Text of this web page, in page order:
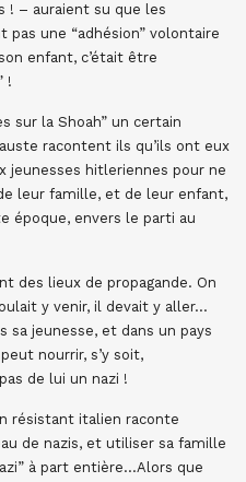
! – auraient su que les
pas une “adhésion” volontaire
enfant, c’était être
!
sur la Shoah” un certain
racontent ils qu’ils ont eux
jeunesses hitleriennes pour ne
leur famille, et de leur enfant,
époque, envers le parti au
des lieux de propagande. On
y venir, il devait y aller…
sa jeunesse, et dans un pays
nourrir, s’y soit,
de lui un nazi !
résistant italien raconte
de nazis, et utiliser sa famille
à part entière…Alors que